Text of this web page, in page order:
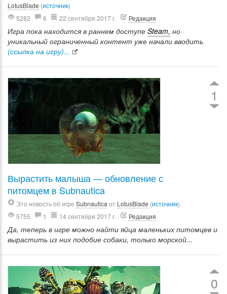
LotusBlade (источник)
5282
6 22 сентября 2017 г. Редакция
Игра пока находится в раннем доступе Steam, но
уникальный ограниченный контент уже начали вводить
(ссылка на игру)...
1
Вырастить малыша — обновление с
питомцем в Subnautica
Это новость об игре Subnautica от LotusBlade (источник)
5755
1 14 сентября 2017 г. Редакция
Да, теперь в игре можно найти яйца маленьких питомцев и
вырастить из них подобие собаки, только морской...
0